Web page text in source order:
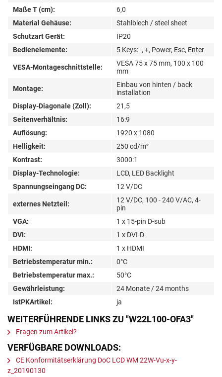
Maße T (cm):
6,0
Material Gehäuse:
Stahlblech / steel sheet
Schutzart Gerät:
IP20
Bedienelemente:
5 Keys: -, +, Power, Esc, Enter
VESA-Montageschnittstelle:
VESA 75 x 75 mm, 100 x 100
mm
Montage:
Einbau von hinten / back
installation
Display-Diagonale (Zoll):
21,5
Seitenverhältnis:
16:9
Auflösung:
1920 x 1080
Helligkeit:
250 cd/m²
Kontrast:
3000:1
Display-Technologie:
LCD, LED Backlight
Spannungseingang DC:
12 V/DC
externes Netzteil:
12 V/DC, 100 - 240 V/AC, 4-
pin
VGA:
1 x 15-pin D-sub
DVI:
1 x DVI-D
HDMI:
1 x HDMI
Betriebstemperatur min.:
0°C
Betriebstemperatur max.:
50°C
Gewährleistung:
24 Monate / 24 months
IstPKArtikel:
ja
WEITERFÜHRENDE LINKS ZU "W22L100-OFA3"
Fragen zum Artikel?
VERFÜGBARE DOWNLOADS:
CE Konformitätserklärung DoC LCD WM 22W-Vu-x-y-
z_20190130